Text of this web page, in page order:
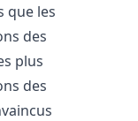
que les
des
plus
des